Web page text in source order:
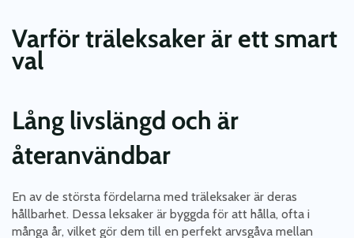
Varför träleksaker är ett smart
val
Lång livslängd och är
återanvändbar
En av de största fördelarna med träleksaker är deras
hållbarhet. Dessa leksaker är byggda för att hålla, ofta i
många år, vilket gör dem till en perfekt arvsgåva mellan